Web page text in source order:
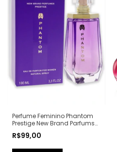
Perfume Feminino Phantom
Prestige New Brand Parfums
Eau de Parfum - 100ml (Ref.
Olfativa: Alien Mugler)
R$99,00